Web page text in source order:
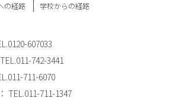
の経路 学校からの経路
607033
TEL.011-742-3441
711-6070
TEL.011-711-1347